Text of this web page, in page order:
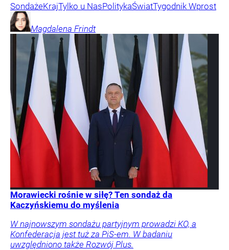
SondażeKrajTylko u NasPolitykaŚwiatTygodnik Wprost
Magdalena Frindt
Morawiecki rośnie w siłę? Ten sondaż da
Kaczyńskiemu do myślenia
W najnowszym sondażu partyjnym prowadzi KO, a
Konfederacja jest tuż za PiS-em. W badaniu
uwzględniono także Rozwój Plus.